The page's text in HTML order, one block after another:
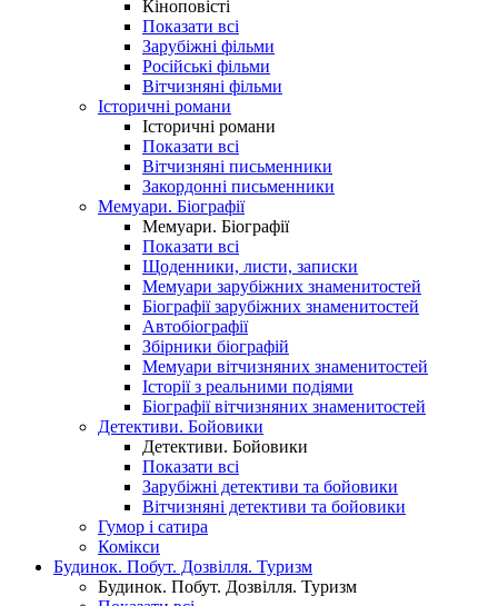
Кіноповісті
Показати всі
Зарубіжні фільми
Російські фільми
Вітчизняні фільми
Історичні романи
Історичні романи
Показати всі
Вітчизняні письменники
Закордонні письменники
Мемуари. Біографії
Мемуари. Біографії
Показати всі
Щоденники, листи, записки
Мемуари зарубіжних знаменитостей
Біографії зарубіжних знаменитостей
Автобіографії
Збірники біографій
Мемуари вітчизняних знаменитостей
Історії з реальними подіями
Біографії вітчизняних знаменитостей
Детективи. Бойовики
Детективи. Бойовики
Показати всі
Зарубіжні детективи та бойовики
Вітчизняні детективи та бойовики
Гумор і сатира
Комікси
Будинок. Побут. Дозвілля. Туризм
Будинок. Побут. Дозвілля. Туризм